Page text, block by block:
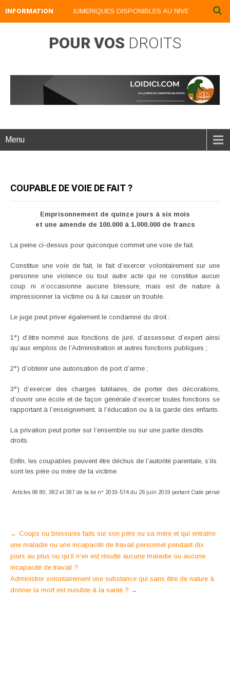
INFORMATION
NOS LIVRES NUMERIQUES DISPONIBLES AU NIVEAU DU
POUR VOS DROITS
Menu
COUPABLE DE VOIE DE FAIT ?
Emprisonnement de quinze jours à six mois
et une amende de 100.000 à 1.000.000 de francs
La peine ci-dessus pour quiconque commet une voie de fait.
Constitue une voie de fait, le fait d’exercer volontairement sur une
personne une violence ou tout autre acte qui ne constitue aucun
coup ni n’occasionne aucune blessure, mais est de nature à
impressionner la victime ou à lui causer un trouble.
Le juge peut priver également le condamné du droit :
1°) d’être nommé aux fonctions de juré, d’assesseur, d’expert ainsi
qu’aux emplois de l’Administration et autres fonctions publiques ;
2°) d’obtenir une autorisation de port d’arme ;
3°) d’exercer des charges tutélaires, de porter des décorations,
d’ouvrir une école et de façon générale d’exercer toutes fonctions se
rapportant à l’enseignement, à l’éducation ou à la garde des enfants.
La privation peut porter sur l’ensemble ou sur une partie desdits
droits.
Enfin, les coupables peuvent être déchus de l’autorité parentale, s’ils
sont les père ou mère de la victime.
Articles 68 80, 382 et 387 de la loi n° 2019-574 du 26 juin 2019 portant Code pénal
Post
navigation
← Coups ou blessures faits sur son père ou sa mère et qui entraîne
une maladie ou une incapacité de travail personnel pendant dix
jours au plus ou qu’il n’en est résulté aucune maladie ou aucune
incapacité de travail ?
Administrer volontairement une substance qui sans être de nature à
donner la mort est nuisible à la santé ? →